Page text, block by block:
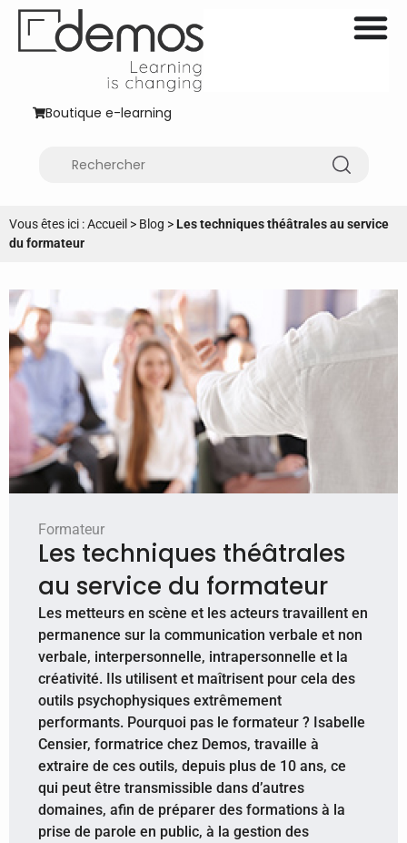
Boutique e-learning
Vous êtes ici :Accueil > Blog >Les techniques théâtrales au service
du formateur
Formateur
Les techniques théâtrales
au service du formateur
Les metteurs en scène et les acteurs travaillent en
permanence sur la communication verbale et non
verbale, interpersonnelle, intrapersonnelle et la
créativité. Ils utilisent et maîtrisent pour cela des
outils psychophysiques extrêmement
performants. Pourquoi pas le formateur ? Isabelle
Censier, formatrice chez Demos, travaille à
extraire de ces outils, depuis plus de 10 ans, ce
qui peut être transmissible dans d’autres
domaines, afin de préparer des formations à la
prise de parole en public, à la gestion des